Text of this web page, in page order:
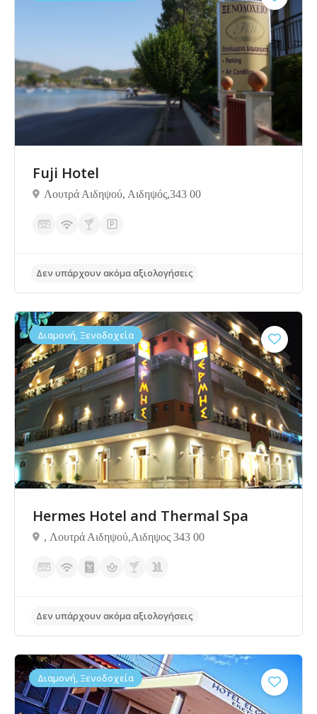
Δεν υπάρχουν ακόμα αξιολογήσεις
Fuji Hotel
Λουτρά Αιδηψού, Αιδηψός,343 00
Διαμονή, Ξενοδοχεία
Hermes Hotel and Thermal Spa
, Λουτρά Αιδηψού,Αιδηψος 343 00
Διαμονή, Ξενοδοχεία